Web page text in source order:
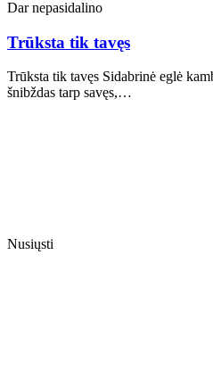
Dar nepasidalino
Trūksta tik tavęs
Trūksta tik tavęs Sidabrinė eglė
šnibždas tarp savęs,…
Nusiųsti